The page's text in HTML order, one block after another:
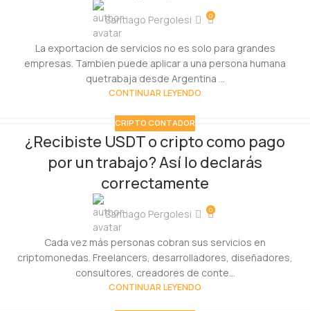
Santiago Pergolesi 0
La exportacion de servicios no es solo para grandes
empresas. Tambien puede aplicar a una persona humana
quetrabaja desde Argentina ...
CONTINUAR LEYENDO
CRIPTO CONTADOR
¿Recibiste USDT o cripto como pago
por un trabajo? Así lo declarás
correctamente
Santiago Pergolesi 0
Cada vez más personas cobran sus servicios en
criptomonedas. Freelancers, desarrolladores, diseñadores,
consultores, creadores de conte...
CONTINUAR LEYENDO